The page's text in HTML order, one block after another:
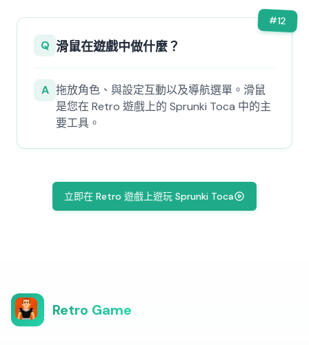
#12
Q 滑鼠在遊戲中做什麼？
A 拖放角色、與設定互動以及導航選單。滑鼠
是您在 Retro 遊戲上的 Sprunki Toca 中的主
要工具。
立即在 Retro 遊戲上遊玩 Sprunki Toca
Retro Game